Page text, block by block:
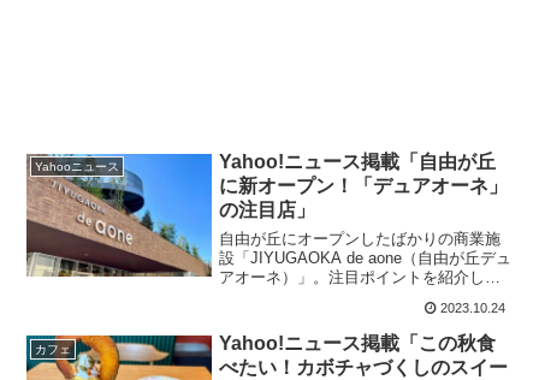
Yahooニュース
Yahoo!ニュース掲載「自由が丘
に新オープン！「デュアオーネ」
の注目店」
自由が丘にオープンしたばかりの商業施
設「JIYUGAOKA de aone（自由が丘デュ
アオーネ）」。注目ポイントを紹介しま
2023.10.24
カフェ
Yahoo!ニュース掲載「この秋食
べたい！カボチャづくしのスイー